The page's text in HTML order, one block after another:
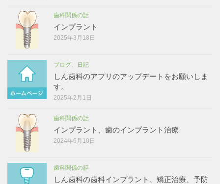
歯科関係の話
インプラント
2025年3月18日
ブログ、日記
しん歯科のアプリのアップデートをお願いしま
す。
2025年2月1日
歯科関係の話
インプラント、歯のインプラント治療
2024年6月10日
歯科関係の話
しん歯科の歯科インプラント、矯正治療、予防